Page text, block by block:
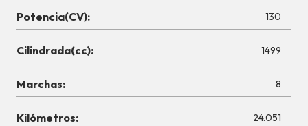
Potencia(CV): 130
Cilindrada(cc): 1499
Marchas: 8
Kilómetros: 24.051